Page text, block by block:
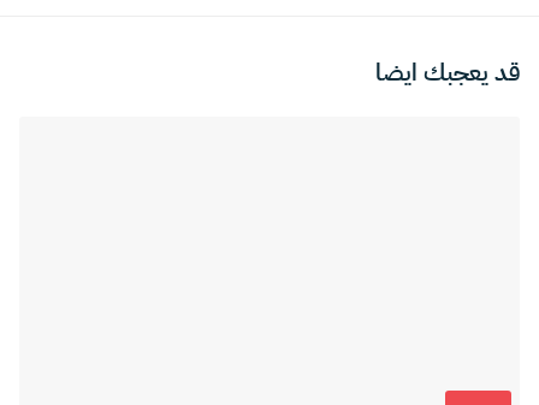
قد يعجبك ايضا